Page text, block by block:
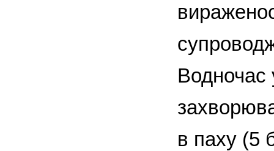
Водночас
в паху (5